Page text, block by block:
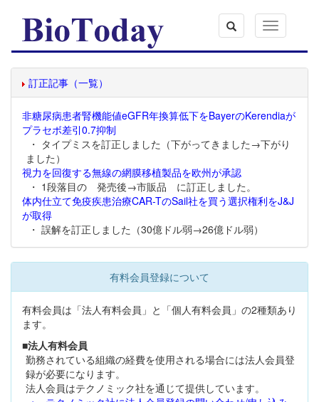
Toggle
navigation
訂正記事（一覧）
非糖尿病患者腎機能値eGFR年換算低下をBayerのKerendiaが
プラセボ差引0.7抑制
・ タイプミスを訂正しました（下がってきました→下がり
ました）
視力を回復する無線の網膜移植製品を欧州が承認
・ 1段落目の 発売後→市販品 に訂正しました。
体内仕立て免疫疾患治療CAR-TのSail社を買う選択権利をJ&J
が取得
・ 誤解を訂正しました（30億ドル弱→26億ドル弱）
有料会員登録について
有料会員は「法人有料会員」と「個人有料会員」の2種類あり
ます。
■法人有料会員
勤務されている組織の経費を使用される場合には法人会員登
録が必要になります。
法人会員はテクノミック社を通じて提供しています。